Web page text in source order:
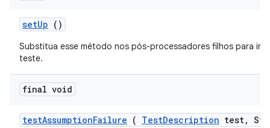
setUp ()
Substitua esse método nos pós-processadores filhos para
teste.
final void
testAssumptionFailure ( TestDescription test,